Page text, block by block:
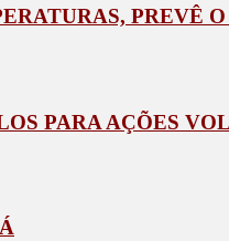
PREVÊ
PARA AÇÕES